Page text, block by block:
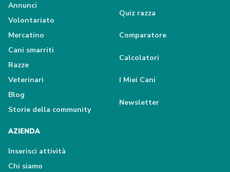
Annunci
Volontariato
Mercatino
Cani smarriti
Razze
Veterinari
Blog
Storie della community
Quiz razza
Comparatore
Calcolatori
I Miei Cani
Newsletter
AZIENDA
Inserisci attività
Chi siamo